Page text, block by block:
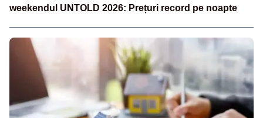
weekendul UNTOLD 2026: Prețuri record pe noapte